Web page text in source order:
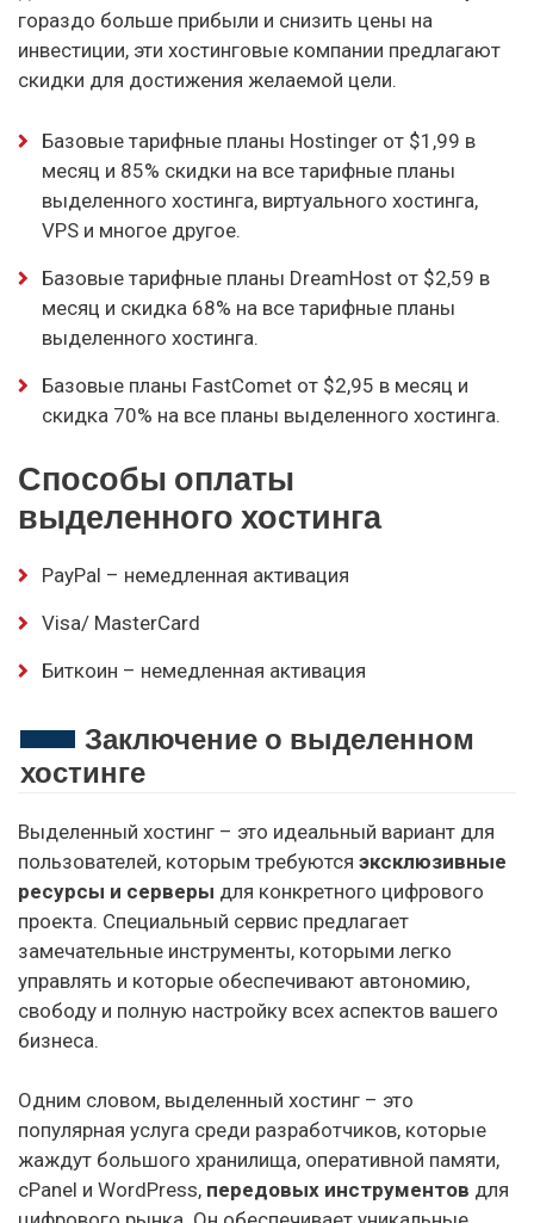
гораздо больше прибыли и снизить цены на
инвестиции, эти хостинговые компании предлагают
скидки для достижения желаемой цели.
Базовые тарифные планы Hostinger от $1,99 в
месяц и 85% скидки на все тарифные планы
выделенного хостинга, виртуального хостинга,
VPS и многое другое.
Базовые тарифные планы DreamHost от $2,59 в
месяц и скидка 68% на все тарифные планы
выделенного хостинга.
Базовые планы FastComet от $2,95 в месяц и
скидка 70% на все планы выделенного хостинга.
Способы оплаты
выделенного хостинга
PayPal – немедленная активация
Visa/ MasterCard
Биткоин – немедленная активация
Заключение о выделенном
хостинге
Выделенный хостинг – это идеальный вариант для
пользователей, которым требуются эксклюзивные
ресурсы и серверы для конкретного цифрового
проекта. Специальный сервис предлагает
замечательные инструменты, которыми легко
управлять и которые обеспечивают автономию,
свободу и полную настройку всех аспектов вашего
бизнеса.
Одним словом, выделенный хостинг – это
популярная услуга среди разработчиков, которые
жаждут большого хранилища, оперативной памяти,
cPanel и WordPress, передовых инструментов для